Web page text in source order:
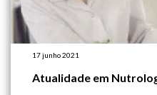
17 junho 2021
Atualidade em